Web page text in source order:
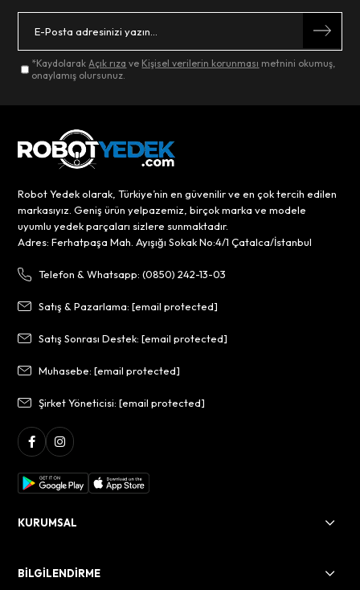
*KaydolarakAçık rıza ve Kişisel verilerin korunması metnini okumuş,
onaylamış olursunuz.
Robot Yedek olarak, Türkiye’nin en güvenilir ve en çok tercih edilen
markasıyız. Geniş ürün yelpazemiz, birçok marka ve modele
uyumlu yedek parçaları sizlere sunmaktadır.
Adres: Ferhatpaşa Mah. Ayışığı Sokak No:4/1 Çatalca/İstanbul
Telefon & Whatsapp: (0850) 242-13-03
Satış & Pazarlama:[email protected]
Satış Sonrası Destek:[email protected]
Muhasebe:[email protected]
Şirket Yöneticisi:[email protected]
KURUMSAL
BİLGİLENDİRME